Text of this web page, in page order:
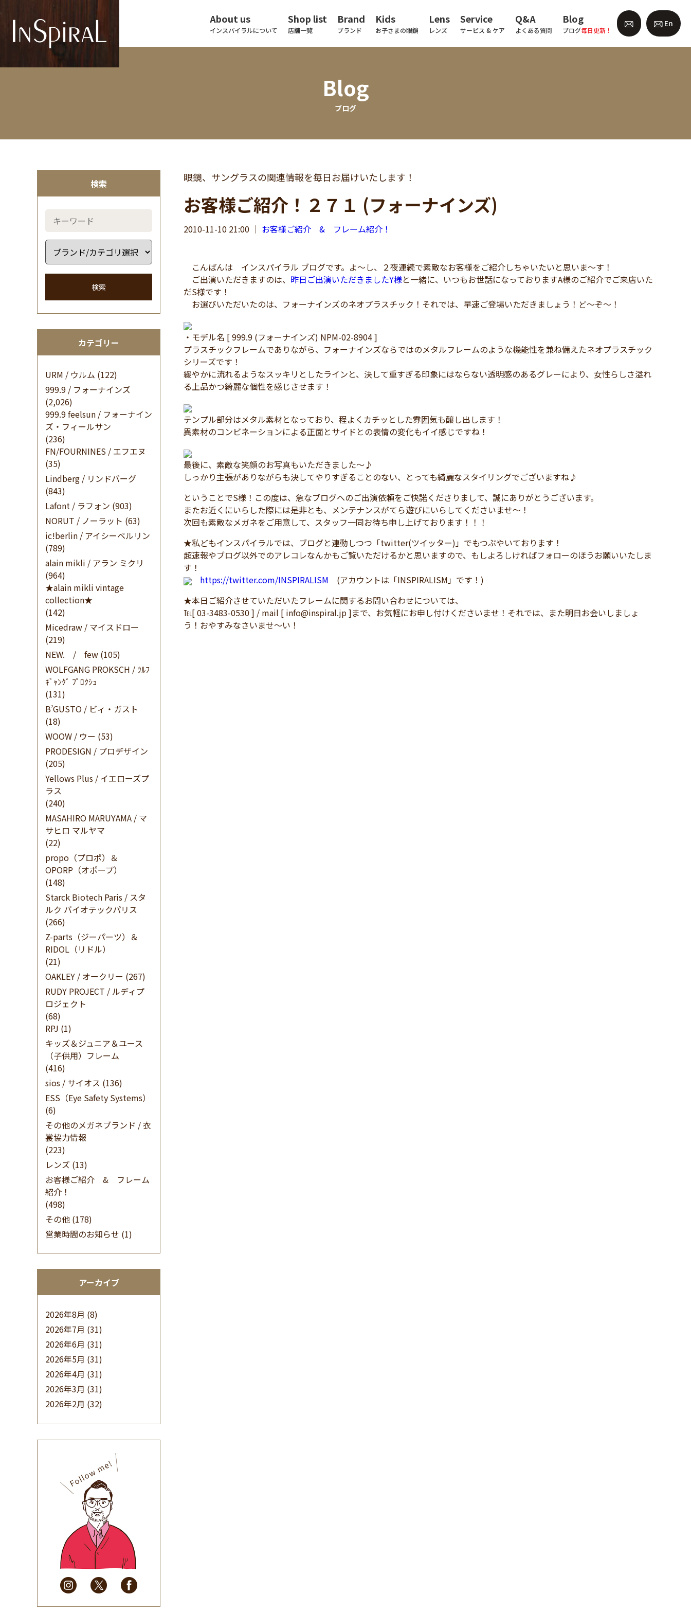
About us
インスパイラルについて
Shop list
店舗一覧
Brand
ブランド
Kids
お子さまの眼鏡
Lens
レンズ
Service
サービス & ケア
Q&A
よくある質問
Blog
ブログ毎日更新！
En
Blog
ブログ
検索
検索
カテゴリー
URM / ウルム (122)
999.9 / フォーナインズ
(2,026)
999.9 feelsun / フォーナイン
ズ・フィールサン
(236)
FN/FOURNINES / エフエヌ
(35)
Lindberg / リンドバーグ
(843)
Lafont / ラフォン (903)
NORUT / ノーラット (63)
ic!berlin / アイシーベルリン
(789)
alain mikli / アラン ミクリ
(964)
★alain mikli vintage
collection★
(142)
Micedraw / マイスドロー
(219)
NEW. / few (105)
WOLFGANG PROKSCH / ｳﾙﾌ
ｷﾞｬﾝｸﾞ ﾌﾟﾛｸｼｭ
(131)
B’GUSTO / ビィ・ガスト
(18)
WOOW / ウー (53)
PRODESIGN / プロデザイン
(205)
Yellows Plus / イエローズプ
ラス
(240)
MASAHIRO MARUYAMA / マ
サヒロ マルヤマ
(22)
propo（プロポ）＆
OPORP（オポープ）
(148)
Starck Biotech Paris / スタ
ルク バイオテックパリス
(266)
Z-parts（ジーパーツ）＆
RIDOL（リドル）
(21)
OAKLEY / オークリー (267)
RUDY PROJECT / ルディプ
ロジェクト
(68)
RPJ (1)
キッズ＆ジュニア＆ユース
（子供用）フレーム
(416)
sios / サイオス (136)
ESS（Eye Safety Systems）
(6)
その他のメガネブランド / 衣
裳協力情報
(223)
レンズ (13)
お客様ご紹介 & フレーム
紹介！
(498)
その他 (178)
営業時間のお知らせ (1)
アーカイブ
2026年8月 (8)
2026年7月 (31)
2026年6月 (31)
2026年5月 (31)
2026年4月 (31)
2026年3月 (31)
2026年2月 (32)
(32)
2025年9月(30)
2025年8月(31)
2025年7月(37)
2025年6月(48)
2025年5月
(41)
2025年4月
(32)
2025年3月(31)
2025年2月
(28)
2025年1月
(34)
眼鏡、サングラスの関連情報を毎日お届けいたします！
お客様ご紹介！２７１ (フォーナインズ)
2010-11-10 21:00 ｜ お客様ご紹介 & フレーム紹介！
こんばんは インスパイラル ブログです。よ～し、２夜連続で素敵なお客様をご紹介しちゃいたいと思いま～す！
ご出演いただきますのは、 昨日ご出演いただきましたY様と一緒に、いつもお世話になっておりますA様のご紹介でご来店いた
だS様です！
お選びいただいたのは、フォーナインズのネオプラスチック！それでは、早速ご登場いただきましょう！ど～ぞ～！
・モデル名 [ 999.9 (フォーナインズ) NPM-02-8904 ]
プラスチックフレームでありながら、フォーナインズならではのメタルフレームのような機能性を兼ね備えたネオプラスチック
シリーズです！
緩やかに流れるようなスッキリとしたラインと、決して重すぎる印象にはならない透明感のあるグレーにより、女性らしさ溢れ
る上品かつ綺麗な個性を感じさせます！
テンプル部分はメタル素材となっており、程よくカチッとした雰囲気も醸し出します！
異素材のコンビネーションによる正面とサイドとの表情の変化もイイ感じですね！
最後に、素敵な笑顔のお写真もいただきました～♪
しっかり主張がありながらも決してやりすぎることのない、とっても綺麗なスタイリングでございますね♪
ということでS様！この度は、急なブログへのご出演依頼をご快諾くださりまして、誠にありがとうございます。
またお近くにいらした際には是非とも、メンテナンスがてら遊びにいらしてくださいませ～！
次回も素敵なメガネをご用意して、スタッフ一同お待ち申し上げております！！！
★私どもインスパイラルでは、ブログと連動しつつ「twitter(ツイッター)」でもつぶやいております！
超速報やブログ以外でのアレコレなんかもご覧いただけるかと思いますので、もしよろしければフォローのほうお願いいたしま
す！
https://twitter.com/INSPIRALISM (アカウントは「INSPIRALISM」です！)
★本日ご紹介させていただいたフレームに関するお問い合わせについては、
℡[ 03-3483-0530 ] / mail [ info@inspiral.jp ]まで、お気軽にお申し付けくださいませ！それでは、また明日お会いしましょ
う！おやすみなさいませ～い！